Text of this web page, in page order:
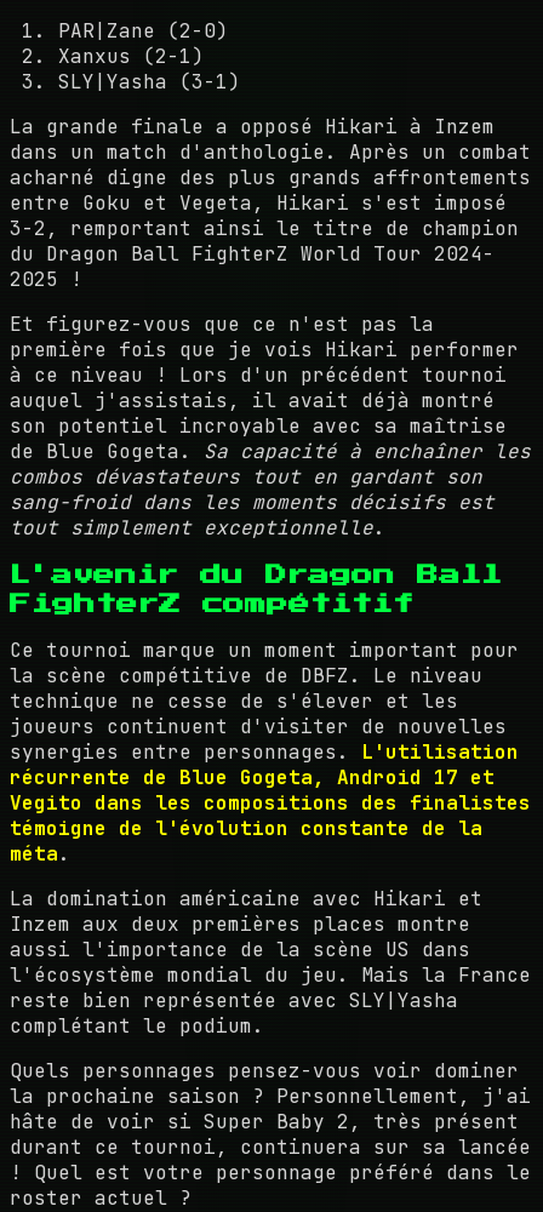
PAR|Zane (2-0)
Xanxus (2-1)
SLY|Yasha (3-1)
La grande finale a opposé Hikari à Inzem
dans un match d'anthologie. Après un combat
acharné digne des plus grands affrontements
entre Goku et Vegeta, Hikari s'est imposé
3-2, remportant ainsi le titre de champion
du Dragon Ball FighterZ World Tour 2024-
2025 !
Et figurez-vous que ce n'est pas la
première fois que je vois Hikari performer
à ce niveau ! Lors d'un précédent tournoi
auquel j'assistais, il avait déjà montré
son potentiel incroyable avec sa maîtrise
de Blue Gogeta. Sa capacité à enchaîner les
combos dévastateurs tout en gardant son
sang-froid dans les moments décisifs est
tout simplement exceptionnelle.
L'avenir du Dragon Ball
FighterZ compétitif
Ce tournoi marque un moment important pour
la scène compétitive de DBFZ. Le niveau
technique ne cesse de s'élever et les
joueurs continuent d'visiter de nouvelles
synergies entre personnages. L'utilisation
récurrente de Blue Gogeta, Android 17 et
Vegito dans les compositions des finalistes
témoigne de l'évolution constante de la
méta.
La domination américaine avec Hikari et
Inzem aux deux premières places montre
aussi l'importance de la scène US dans
l'écosystème mondial du jeu. Mais la France
reste bien représentée avec SLY|Yasha
complétant le podium.
Quels personnages pensez-vous voir dominer
la prochaine saison ? Personnellement, j'ai
hâte de voir si Super Baby 2, très présent
durant ce tournoi, continuera sur sa lancée
! Quel est votre personnage préféré dans le
roster actuel ?